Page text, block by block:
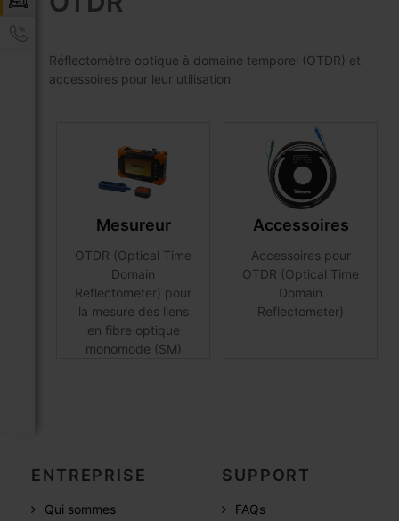
Réflectomètre optique à domaine temporel (OTDR) et
accessoires pour leur utilisation
Mesureur
OTDR (Optical Time
Domain
Reflectometer) pour
la mesure des liens
en fibre optique
monomode (SM)
Accessoires
Accessoires pour
OTDR (Optical Time
Domain
Reflectometer)
ENTREPRISE
Qui sommes
SUPPORT
FAQs